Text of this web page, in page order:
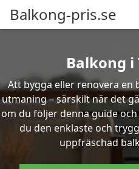
Balkong-pris.se
Balkong i
Att bygga eller renovera en
utmaning – särskilt när det
om du följer denna guide
du den enklaste och
uppfräschad